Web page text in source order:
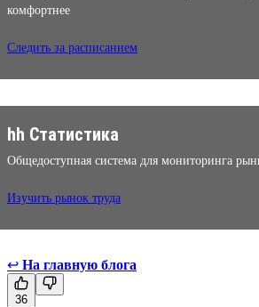
комфортнее
Следить за расписанием
hh Статистика
Общедоступная система для мониторинга
Изучить рынок труда
↩ На главную блога
36